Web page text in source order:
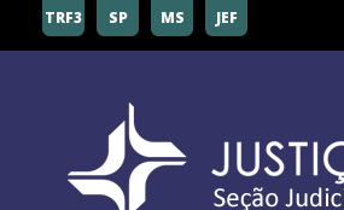
TRF3 SP MS JEF